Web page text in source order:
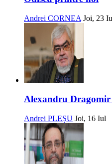
Andrei CORNEA Joi, 23
Alexandru Dragomir
Andrei PLEȘU Joi, 16 Iul